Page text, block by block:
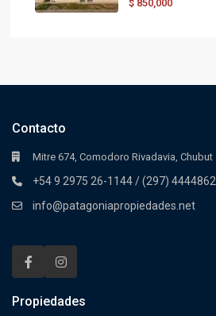
$ 850,000
Contacto
Mitre 674, Comodoro Rivadavia, Chubut
+54 9 2975 26-1144 / (297) 4444862
info@patagoniapropiedades.net
Propiedades